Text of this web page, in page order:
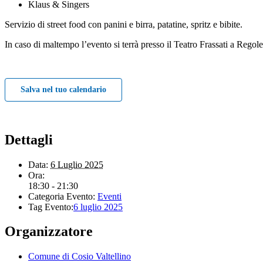
Klaus & Singers
Servizio di street food con panini e birra, patatine, spritz e bibite.
In caso di maltempo l’evento si terrà presso il Teatro Frassati a
Salva nel tuo calendario
Dettagli
Data: 6 Luglio 2025
Ora:
18:30 - 21:30
Categoria Evento: Eventi
Tag Evento:6 luglio 2025
Organizzatore
Comune di Cosio Valtellino